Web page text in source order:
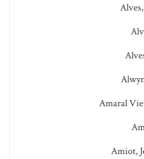
Amaral
Amiot,